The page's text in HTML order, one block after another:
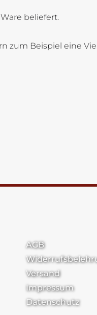
beliefert.
zum Beispiel eine
AGB
Versand
Impressum
Datenschutz